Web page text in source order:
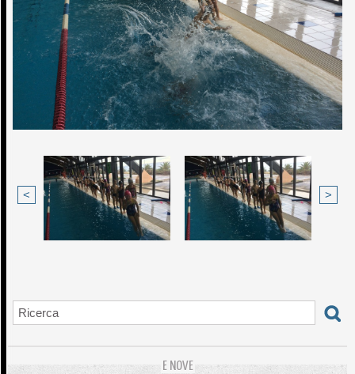
< >
E NOVE